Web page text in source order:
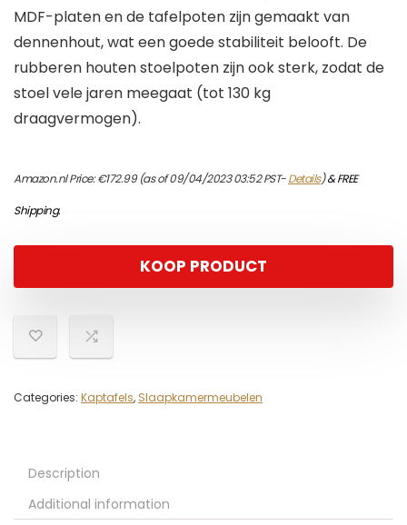
MDF-platen en de tafelpoten zijn gemaakt van
dennenhout, wat een goede stabiliteit belooft. De
rubberen houten stoelpoten zijn ook sterk, zodat de
stoel vele jaren meegaat (tot 130 kg
draagvermogen).
Amazon.nl Price:€172.99(as of 09/04/2023 03:52 PST-Details)&FREE
Shipping.
KOOP PRODUCT
Categories: Kaptafels, Slaapkamermeubelen
Description
Additional information